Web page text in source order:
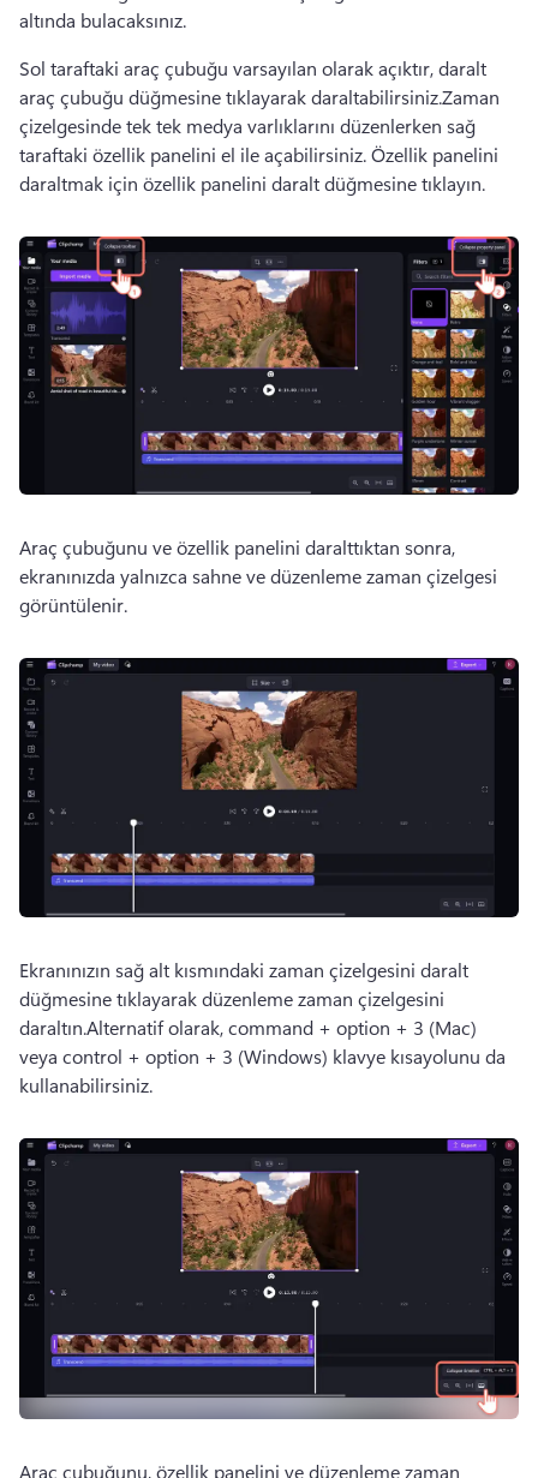
altında bulacaksınız.
Sol taraftaki araç çubuğu varsayılan olarak açıktır, daralt
araç çubuğu düğmesine tıklayarak daraltabilirsiniz.Zaman
çizelgesinde tek tek medya varlıklarını düzenlerken sağ
taraftaki özellik panelini el ile açabilirsiniz. Özellik panelini
daraltmak için özellik panelini daralt düğmesine tıklayın.
Araç çubuğunu ve özellik panelini daralttıktan sonra,
ekranınızda yalnızca sahne ve düzenleme zaman çizelgesi
görüntülenir.
Ekranınızın sağ alt kısmındaki zaman çizelgesini daralt
düğmesine tıklayarak düzenleme zaman çizelgesini
daraltın.Alternatif olarak, command + option + 3 (Mac)
veya control + option + 3 (Windows) klavye kısayolunu da
kullanabilirsiniz.
Araç çubuğunu, özellik panelini ve düzenleme zaman